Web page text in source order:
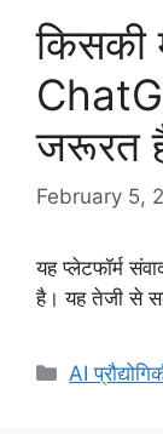
किसकी
जरूरत
February 5,
यह प्लेटफॉर्म
है। यह तेजी से
AI